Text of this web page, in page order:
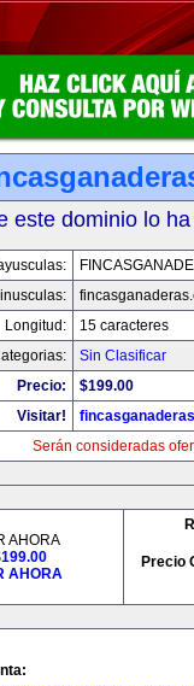
este dominio lo
Longitud:
15 caracteres
Sin Clasificar
Precio:
$199.00
Visitar!
Serán consideradas
AHORA
199.00
AHORA
Precio